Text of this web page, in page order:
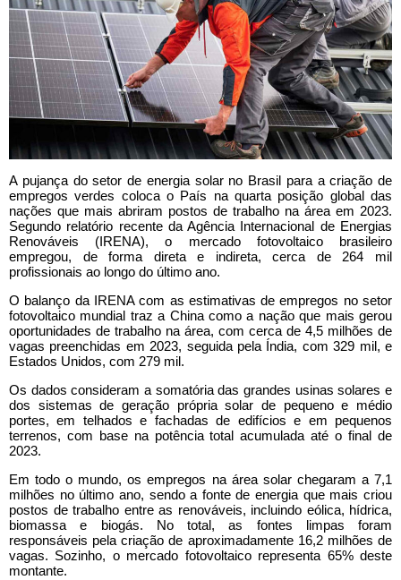
A pujança do setor de energia solar no Brasil para a criação de
empregos verdes coloca o País na quarta posição global das
nações que mais abriram postos de trabalho na área em 2023.
Segundo relatório recente da Agência Internacional de Energias
Renováveis (IRENA), o mercado fotovoltaico brasileiro
empregou, de forma direta e indireta, cerca de 264 mil
profissionais ao longo do último ano.
O balanço da IRENA com as estimativas de empregos no setor
fotovoltaico mundial traz a China como a nação que mais gerou
oportunidades de trabalho na área, com cerca de 4,5 milhões de
vagas preenchidas em 2023, seguida pela Índia, com 329 mil, e
Estados Unidos, com 279 mil.
Os dados consideram a somatória das grandes usinas solares e
dos sistemas de geração própria solar de pequeno e médio
portes, em telhados e fachadas de edifícios e em pequenos
terrenos, com base na potência total acumulada até o final de
2023.
Em todo o mundo, os empregos na área solar chegaram a 7,1
milhões no último ano, sendo a fonte de energia que mais criou
postos de trabalho entre as renováveis, incluindo eólica, hídrica,
biomassa e biogás. No total, as fontes limpas foram
responsáveis pela criação de aproximadamente 16,2 milhões de
vagas. Sozinho, o mercado fotovoltaico representa 65% deste
montante.